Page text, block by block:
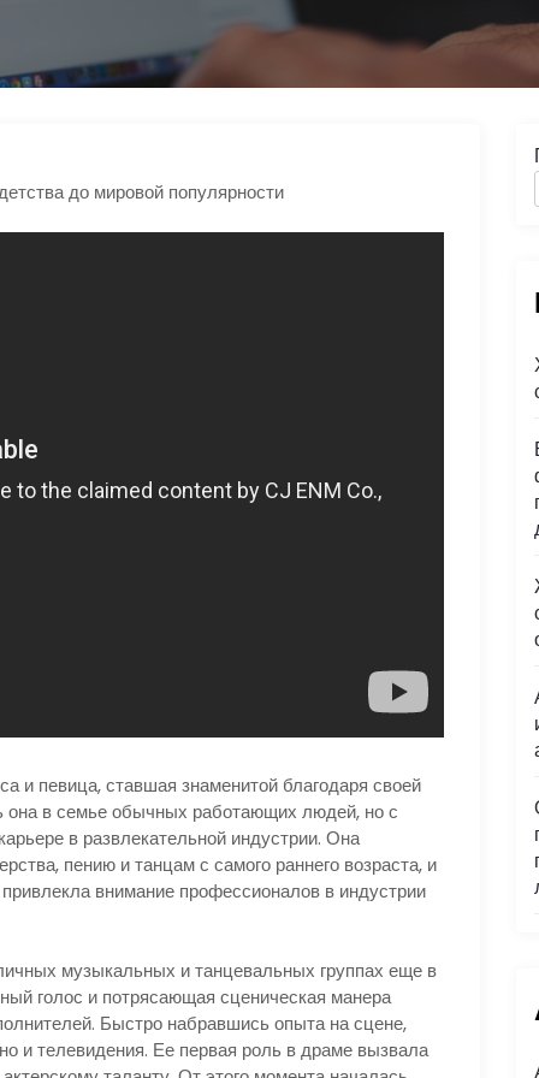
и певица, ставшая знаменитой благодаря своей
она в семье обычных работающих людей, но с
в развлекательной индустрии. Она
пению и танцам с самого раннего возраста, и
внимание профессионалов в индустрии
музыкальных и танцевальных группах еще в
голос и потрясающая сценическая манера
Быстро набравшись опыта на сцене,
и телевидения. Ее первая роль в драме вызвала